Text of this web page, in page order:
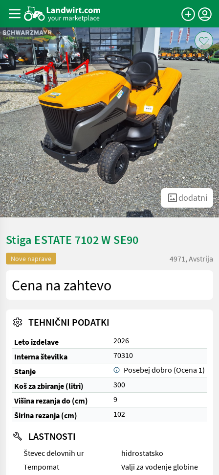
dodatni
Stiga ESTATE 7102 W SE90
Nove naprave 4971, Avstrija
Cena na zahtevo
TEHNIČNI PODATKI
Leto izdelave
2026
Interna številka
70310
Stanje
Posebej dobro (Ocena 1)
Koš za zbiranje (litri)
300
Višina rezanja do (cm)
9
Širina rezanja (cm)
102
LASTNOSTI
Števec delovnih ur
hidrostatsko
Tempomat
Valji za vodenje globine